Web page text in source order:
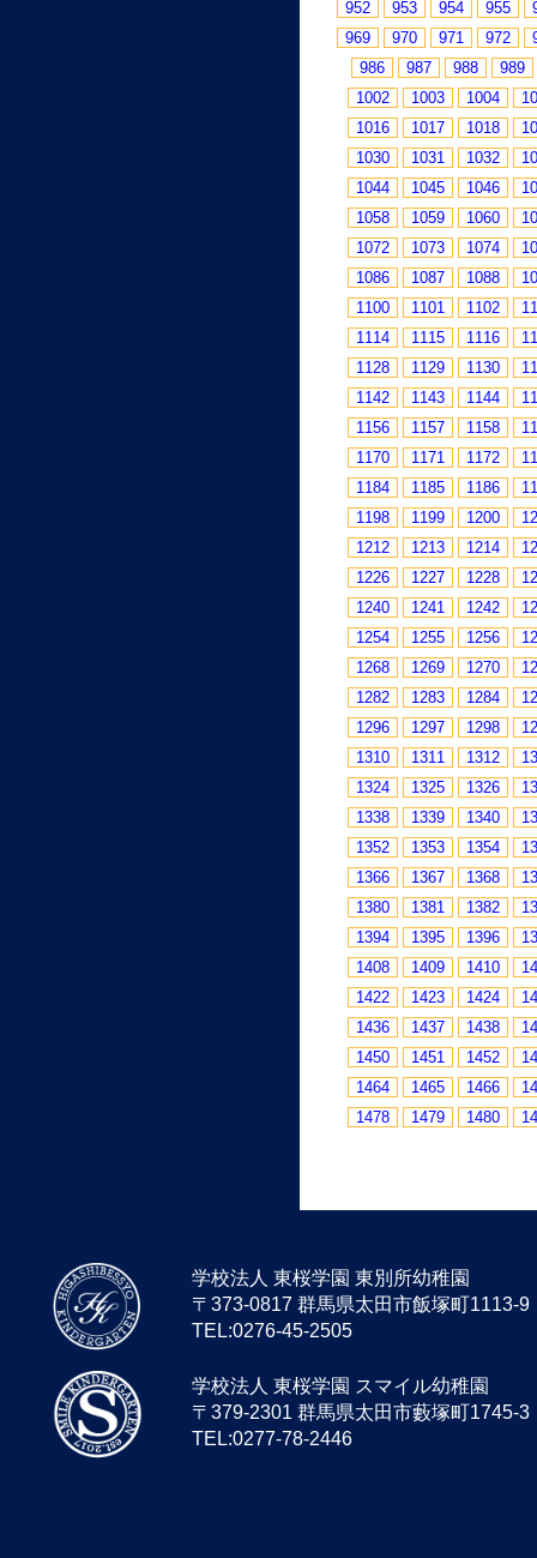
952 953 954 955
969
970 971 972
986
987 988
989
1002
1003 1004
1016
1017 1018
1030
1031 1032
1044
1045 1046
1058
1059 1060
1072
1073 1074
1086
1087 1088
1100
1101 1102
1114
1115 1116
1128
1129 1130
1142
1143 1144
1156
1157 1158
1170
1171 1172
1184
1185 1186
1198
1199 1200
1212
1213 1214
1226
1227 1228
1240
1241 1242
1254
1255 1256
1268
1269 1270
1282
1283 1284
1296
1297 1298
1310
1311 1312
1324
1325 1326
1338
1339 1340
1352
1353 1354
1366
1367 1368
1380
1381 1382
1394
1395 1396
1408
1409 1410
1422
1423 1424
1436
1437 1438
1450
1451 1452
1464
1465 1466
1478
1479 1480
学校法人 東桜学園 東別所幼稚園
〒373-0817 群馬県太田市飯塚町1113-9
TEL:0276-45-2505
学校法人 東桜学園 スマイル幼稚園
〒379-2301 群馬県太田市藪塚町1745-3
TEL:0277-78-2446